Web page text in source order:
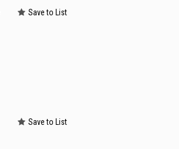
Save to List
Save to List